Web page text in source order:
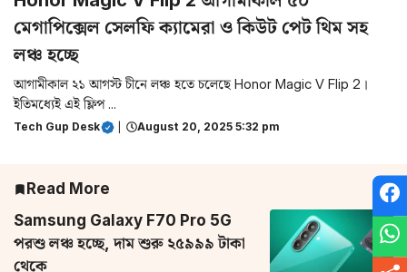
মেগাপিক্সেল সেলফি ক্যামেরা ও কিউট পেট থিম সহ
লঞ্চ হচ্ছে
আগামীকাল ২১ আগস্ট চীনে লঞ্চ হতে চলেছে Honor Magic V Flip 2।
ইতিমধ্যেই এই ফ্লিপ ...
Tech Gup Desk August 20, 2025 5:32 pm
Read More
Samsung Galaxy F70 Pro 5G
পরশু লঞ্চ হচ্ছে, দাম শুরু ২৫৯৯৯ টাকা
থেকে